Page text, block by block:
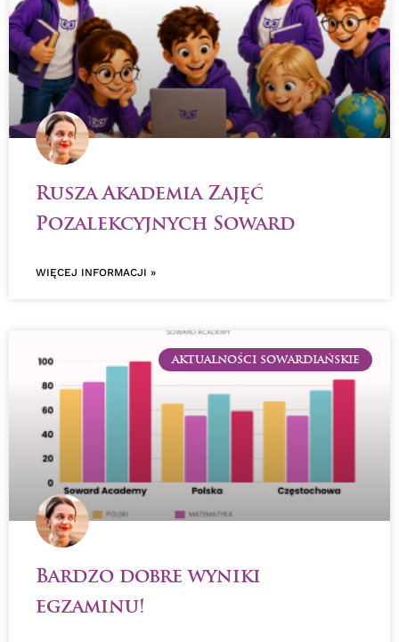
Rusza Akademia Zajęć
Pozalekcyjnych Soward
WIĘCEJ INFORMACJI »
AKTUALNOŚCI SOWARDIAŃSKIE
Bardzo dobre wyniki
egzaminu!